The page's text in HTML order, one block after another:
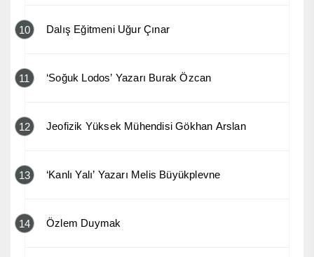
10 Dalış Eğitmeni Uğur Çınar
11 ‘Soğuk Lodos’ Yazarı Burak Özcan
12 Jeofizik Yüksek Mühendisi Gökhan Arslan
13 ‘Kanlı Yalı’ Yazarı Melis Büyükplevne
14 Özlem Duymak